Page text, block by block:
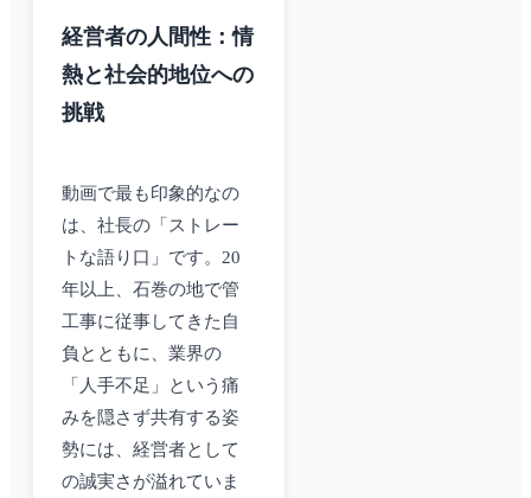
経営者の人間性：情
熱と社会的地位への
挑戦
動画で最も印象的なの
は、社長の「ストレー
トな語り口」です。20
年以上、石巻の地で管
工事に従事してきた自
負とともに、業界の
「人手不足」という痛
みを隠さず共有する姿
勢には、経営者として
の誠実さが溢れていま